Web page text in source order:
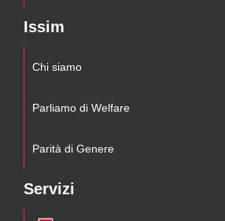
Issim
Chi siamo
Parliamo di Welfare
Parità di Genere
Servizi